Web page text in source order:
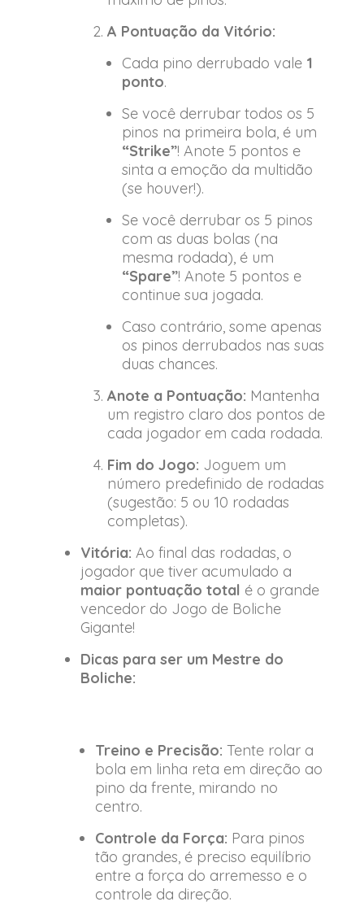
A Pontuação da Vitório:
Cada pino derrubado vale 1
ponto.
Se você derrubar todos os 5
pinos na primeira bola, é um
“Strike”! Anote 5 pontos e
sinta a emoção da multidão
(se houver!).
Se você derrubar os 5 pinos
com as duas bolas (na
mesma rodada), é um
“Spare”! Anote 5 pontos e
continue sua jogada.
Caso contrário, some apenas
os pinos derrubados nas suas
duas chances.
Anote a Pontuação: Mantenha
um registro claro dos pontos de
cada jogador em cada rodada.
Fim do Jogo: Joguem um
número predefinido de rodadas
(sugestão: 5 ou 10 rodadas
completas).
Vitória: Ao final das rodadas, o
jogador que tiver acumulado a
maior pontuação total é o grande
vencedor do Jogo de Boliche
Gigante!
Dicas para ser um Mestre do
Boliche:
Treino e Precisão: Tente rolar a
bola em linha reta em direção ao
pino da frente, mirando no
centro.
Controle da Força: Para pinos
tão grandes, é preciso equilíbrio
entre a força do arremesso e o
controle da direção.